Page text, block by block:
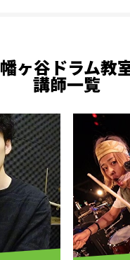
幡ヶ谷ドラム教
講師一覧